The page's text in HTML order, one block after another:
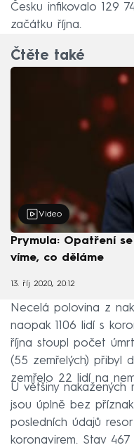
Česku infikovalo 129
začátku října.
Čtěte také
Video
Prymula: Opatření
víme, co děláme
13. říj 2020, 20:12
Necelá polovina z
naopak 1106 lidí s
října stoupl počet
(55 zemřelých) přibyl
zemřelo 22 lidí na
U většiny
jsou úplně bez
posledních údajů
koronavirem. Stav